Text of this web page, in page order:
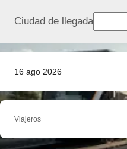
16 ago 2026
Ciudad de llegada
Viajeros